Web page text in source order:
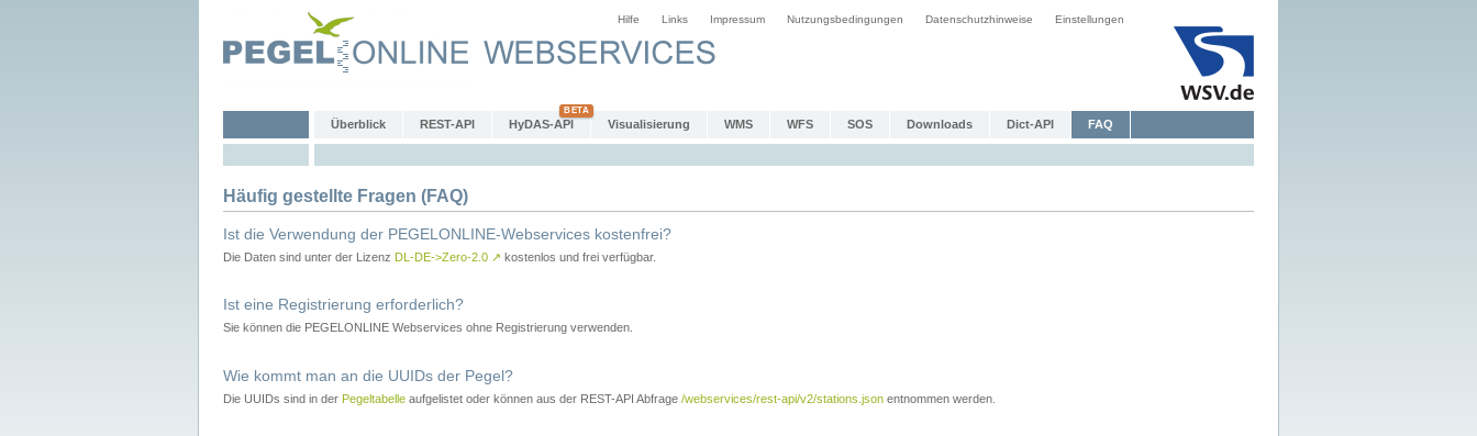
Hilfe Links Impressum Nutzungsbedingungen Datenschutzhinweise Einstellungen
Überblick REST-API HyDAS-API Visualisierung WMS WFS SOS Downloads Dict-API FAQ
Häufig gestellte Fragen (FAQ)
Ist die Verwendung der PEGELONLINE-Webservices kostenfrei?
Die Daten sind unter der Lizenz DL-DE->Zero-2.0 ↗ kostenlos und frei verfügbar.
Ist eine Registrierung erforderlich?
Sie können die PEGELONLINE Webservices ohne Registrierung verwenden.
Wie kommt man an die UUIDs der Pegel?
Die UUIDs sind in der Pegeltabelle aufgelistet oder können aus der REST-API Abfrage /webservices/rest-api/v2/stations.json entnommen werden.